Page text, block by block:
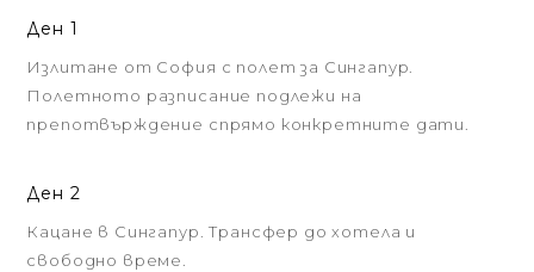
Ден 1
Излитане от София с полет за Сингапур.
Полетното разписание подлежи на
препотвърждение спрямо конкретните дати.
Ден 2
Кацане в Сингапур. Трансфер до хотела и
свободно време.